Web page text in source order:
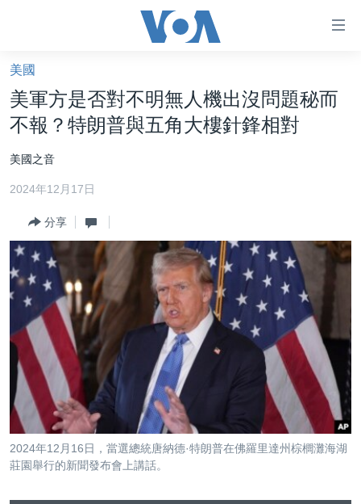
礙
鏈
接
轉
內
到
導
跳
索
美國大選2024
海外港人
新聞自由
揭謊頻道
美國
中國
國際
經貿
視頻
每日視頻新聞
音頻
美國
美軍方是否對不明無人機出沒問題秘而
不報？特朗普與五角大樓針鋒相對
美國之音
2024年12月17日
分享
2024年12月16日，當選總統唐納德·特朗普在佛羅里達州棕櫚灘海湖
莊園舉行的新聞發布會上講話。